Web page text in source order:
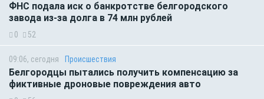
ФНС подала иск о банкротстве белгородского
завода из-за долга в 74 млн рублей
0 52
09:06, сегодня Происшествия
Белгородцы пытались получить компенсацию за
фиктивные дроновые повреждения авто